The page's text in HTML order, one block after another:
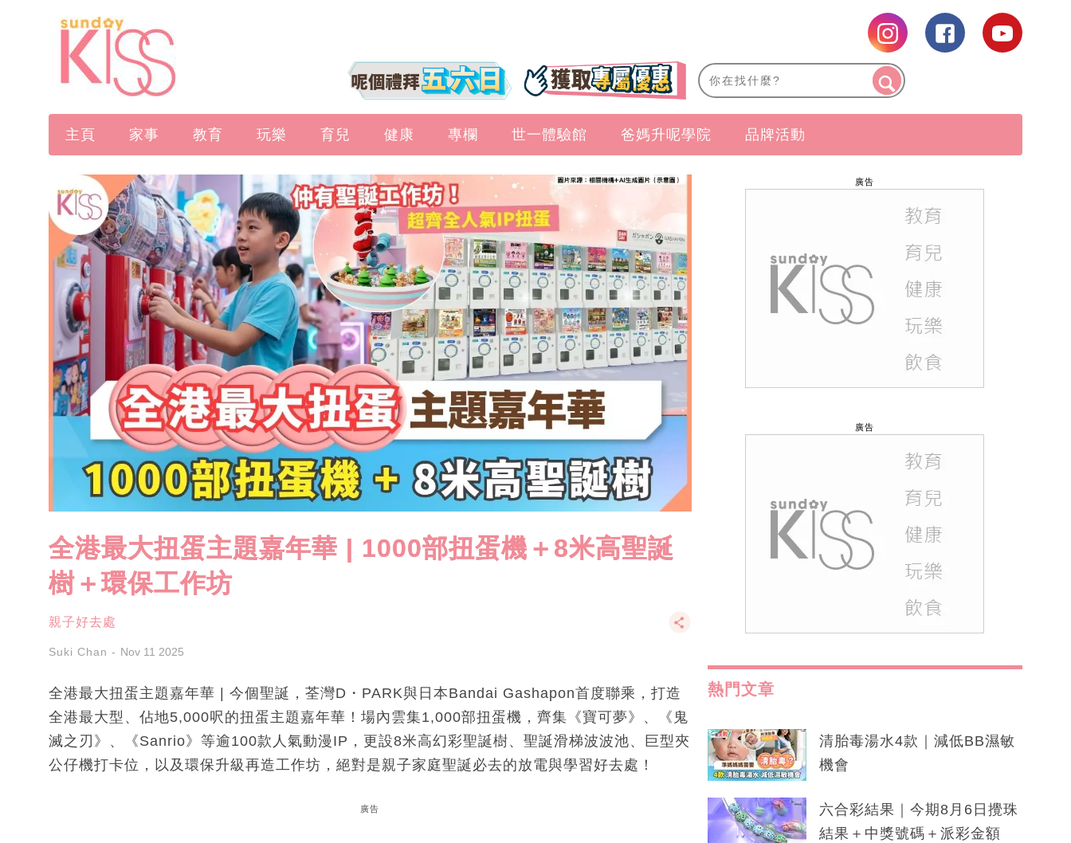
主頁 家事 教育 玩樂 育兒 健康 專欄 世一體驗館 爸媽升呢學院 品牌活動
全港最大扭蛋主題嘉年華 | 1000部扭蛋機＋8米高聖誕
樹＋環保工作坊
親子好去處
Suki Chan Nov 11 2025
全港最大扭蛋主題嘉年華 | 今個聖誕，荃灣D・PARK與日本Bandai Gashapon首度聯乘，打造
全港最大型、佔地5,000呎的扭蛋主題嘉年華！場內雲集1,000部扭蛋機，齊集《寶可夢》、《鬼
滅之刃》、《Sanrio》等逾100款人氣動漫IP，更設8米高幻彩聖誕樹、聖誕滑梯波波池、巨型夾
公仔機打卡位，以及環保升級再造工作坊，絕對是親子家庭聖誕必去的放電與學習好去處！
廣告
廣告
廣告
熱門文章
清胎毒湯水4款｜減低BB濕敏
機會
六合彩結果｜今期8月6日攪珠
結果＋中獎號碼＋派彩金額